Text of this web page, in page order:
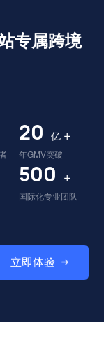
专属跨境
20 亿 +
年GMV突破
500 +
国际化专业团队
立即体验